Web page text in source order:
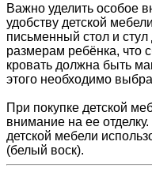
Важно уделить особое
удобству детской
письменный стол и
размерам ребёнка, что
кровать должна быть
этого необходимо
При покупке детской
внимание на ее
детской мебели
(белый воск).